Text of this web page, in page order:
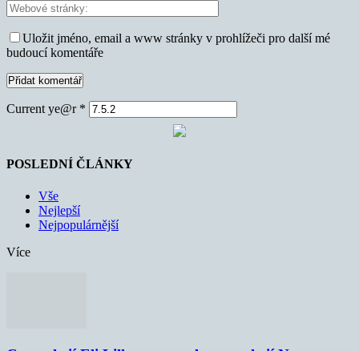
Uložit jméno, email a www stránky v prohlížeči pro další mé
budoucí komentáře
Current ye@r *
POSLEDNÍ ČLÁNKY
Vše
Nejlepší
Nejpopulárnější
Více